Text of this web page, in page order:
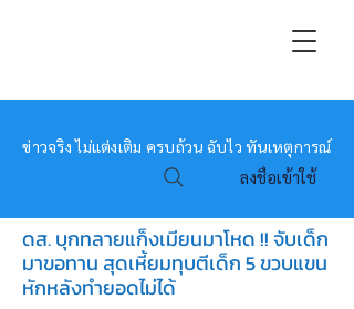
หมอข่าว
ข่าวจริง ไม่แต่งเติม ครบถ้วน ฉับไว ทันเหตุการณ์
ลงชื่อเข้าใช้
ดส. บุกทลายแก็งเมียนมาโหด !! จับเด็ก
มาขอทาน สุดเหี้ยมทุบตีเด็ก 5 ขวบแขน
หักหลังทำยอดไม่ได้